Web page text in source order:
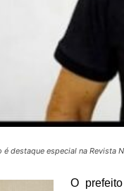
destaque especial na
O